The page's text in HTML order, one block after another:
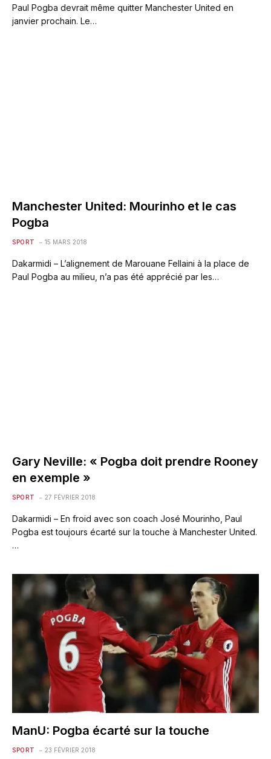
Paul Pogba devrait même quitter Manchester United en
janvier prochain. Le…
Manchester United: Mourinho et le cas
Pogba
SPORT 15 MARS 2018
Dakarmidi – L’alignement de Marouane Fellaini à la place de
Paul Pogba au milieu, n’a pas été apprécié par les…
Gary Neville: « Pogba doit prendre Rooney
en exemple »
SPORT 27 FÉVRIER 2018
Dakarmidi – En froid avec son coach José Mourinho, Paul
Pogba est toujours écarté sur la touche à Manchester United.
…
ManU: Pogba écarté sur la touche
SPORT 23 FÉVRIER 2018